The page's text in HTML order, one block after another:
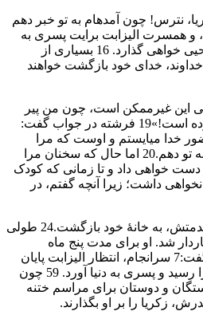
نترس! چون آمدهام به تو خبر دهم
و همسرت اليزابت برايت پسری به
دنیا خواهد آورد كه نامش را يحيی خواهی گذارد. 16 بسياری از
خدای خود بازگشت خواهند
اين غيرممكن است، چون من پير
شدهام و همسرم نيز سالخورده است!»19 فرشته در جواب گفت:
خدا میايستم و اوست كه مرا
فرستاده تا اين خبر خوش را به تو دهم.20 اما حال كه سخنان مرا
دست خواهی داد و تا زمانی كه كودک
داشت؛ زيرا آنچه گفتم، در
23 زكريا پس از پايان دوره خدمتش، به خانهٔ خود بازگشت.24 طولی
شد. او برای مدت پنج ماه
گوشهنشينی اختيار كرد و میگفت:7 سرانجام، انتظار اليزابت پايان
يافت و زمان وضع حملش فرا رسيد و پسری به دنیا آورد. 59 چون
و دوستان برای مراسم ختنه
زكريا را بر او بگذارند.